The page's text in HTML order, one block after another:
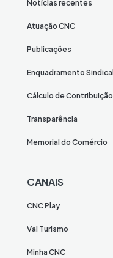
Notícias recentes
Atuação CNC
Publicações
Enquadramento Sindical
Cálculo de Contribuição
Transparência
Memorial do Comércio
CANAIS
CNC Play
Vai Turismo
Minha CNC